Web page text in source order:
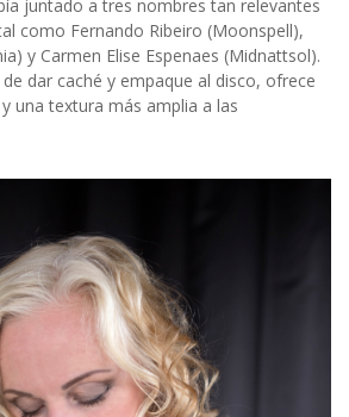
juntado a tres nombres tan relevantes
como Fernando Ribeiro (Moonspell),
y Carmen Elise Espenaes (Midnattsol).
dar caché y empaque al disco, ofrece
una textura más amplia a las